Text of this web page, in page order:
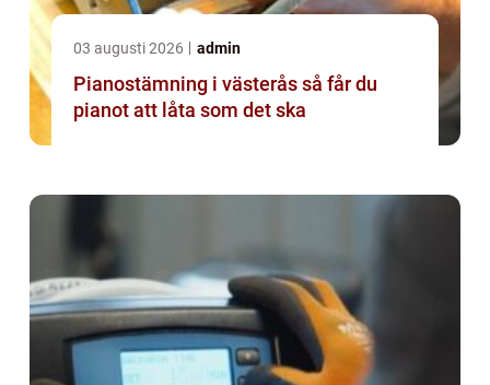
03 augusti 2026 admin
Pianostämning i västerås så får du
pianot att låta som det ska